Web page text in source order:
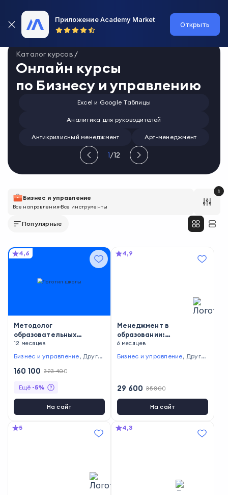
Приложение Academy Market
Открыть
Каталог курсов /
Онлайн курсы
по Бизнесу и управлению
Excel и Google Таблицы
Аналитика для руководителей
Антикризисный менеджмент Арт-менеджмент
1/12
Бизнес и управление
Все направленияВсе инструменты
1
Популярные
4,6
Методолог
образовательных
программ
12 месяцев
Бизнес и управление, Други
160 100 323 400
Ещё -5%
На сайт
4,9
Менеджмент в
образовании:
обеспечение развития и
эффективности
деятельности
6 месяцев
Бизнес и управление, Други
29 600 35 800
На сайт
5 4,3